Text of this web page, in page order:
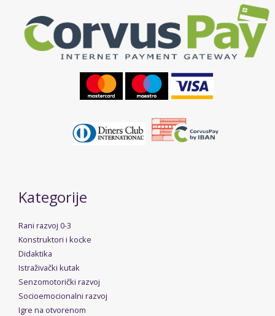
Kategorije
Rani razvoj 0-3
Konstruktori i kocke
Didaktika
Istraživački kutak
Senzomotorički razvoj
Socioemocionalni razvoj
Igre na otvorenom